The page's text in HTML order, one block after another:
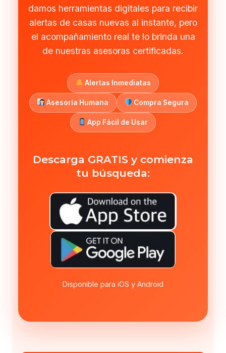
damos herramientas digitales para recibir
alertas de casas nuevas al instante, pero
el acompañamiento real te lo brinda una
de nuestras asesoras certificadas.
Alertas Inmediatas
Asesoría Humana Compra Segura
App Fácil de Usar
Descarga GRATIS y comienza
tu búsqueda:
Disponible para iOS y Android